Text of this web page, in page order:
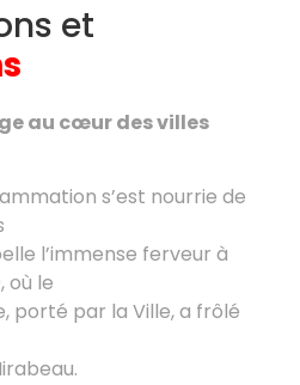
et
au cœur des villes
s’est nourrie de
l’immense ferveur à
où le
porté par la Ville, a frôlé